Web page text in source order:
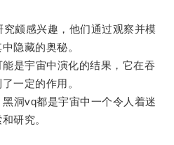
颇感兴趣，他们通过观察并模
隐藏的奥秘。
宇宙中演化的结果，它在吞
一定的作用。
vq都是宇宙中一个令人着迷
研究。